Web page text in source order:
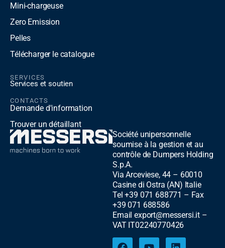
Société unipersonnelle
soumise à la gestion et au
contrôle de Dumpers Holding
S.p.A.
Via Arceviese, 44 – 60010
Casine di Ostra (AN) Italie
Tel +39 071 688771 – Fax
+39 071 688586
Email export@messersi.it –
VAT IT02240770426
Mini-chargeuse
Zero Emission
Pelles
Télécharger le catalogue
SERVICES
Services et soutien
CONTACTS
Demande d'information
Trouver un détaillant